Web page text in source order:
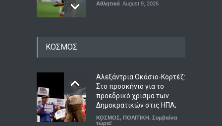
Αθλητικά August 9, 2026
August 9, 2026
Μέριλιν Μονρόε: 64 χρόνια
από τον θάνατό της – Τι
είχε πει για την Ελλάδα
ΚΟΣΜΟΣ
Αλεξάντρια Οκάσιο-Κορτέζ:
Στο προσκήνιο για το
προεδρικό χρίσμα των
Δημοκρατικών στις ΗΠΑ;
ΚΟΣΜΟΣ, ΠΟΛΙΤΙΚΗ, Συμβαίνει
τώρα!